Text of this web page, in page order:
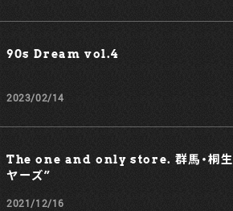
90s Dream vol.4
2023/02/14
The one and only store. 群馬・桐生
ヤーズ”
2021/12/16